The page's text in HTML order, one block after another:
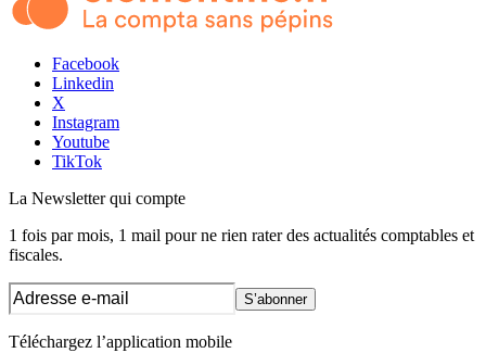
Facebook
Linkedin
X
Instagram
Youtube
TikTok
La Newsletterqui compte
1 fois par mois, 1 mail pour ne rien rater des actualités comptables et
fiscales.
S’abonner
Téléchargez l’application mobile